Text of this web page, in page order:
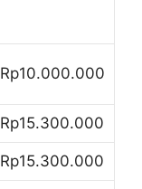
Rp10.000.000
Rp15.300.000
Rp15.300.000